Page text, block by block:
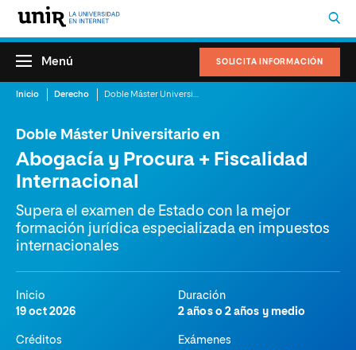
SOLICITA INFORMACIÓN
Menú
Inicio Derecho
Doble Máster Universitario en
Abogacía y Procura + Fiscalidad
Internacional
Supera el examen de Estado con la mejor
formación jurídica especializada en impuestos
internacionales
Inicio
19 oct 2026
Duración
2 años o 2 años y medio
Créditos
Exámenes